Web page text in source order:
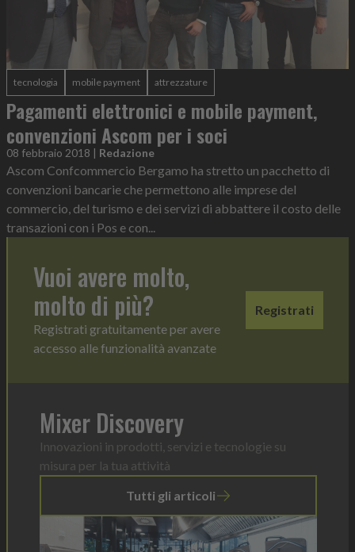
tecnologia mobile payment attrezzature
Pagamenti elettronici e mobile payment,
convenzioni Ascom per i soci
08 febbraio 2018 | Redazione
Ascom Confcommercio Bergamo ha stretto un pacchetto di
convenzioni bancarie che permettono alle imprese del
commercio, del turismo e dei servizi di abbattere il costo delle
transazioni con i Pos e con...
Vuoi avere molto,
molto di più?
Registrati gratuitamente per avere
accesso alle funzionalità avanzate
Registrati
Mixer Discovery
Innovazioni in prodotti, servizi e tecnologie su
misura per la tua attività
Tutti gli articoli